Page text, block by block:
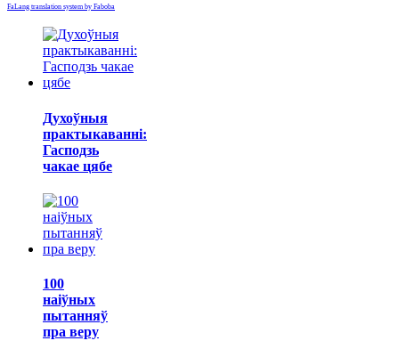
FaLang translation system by Faboba
Духоўныя
практыкаванні:
Гасподзь
чакае цябе
100
наіўных
пытанняў
пра веру